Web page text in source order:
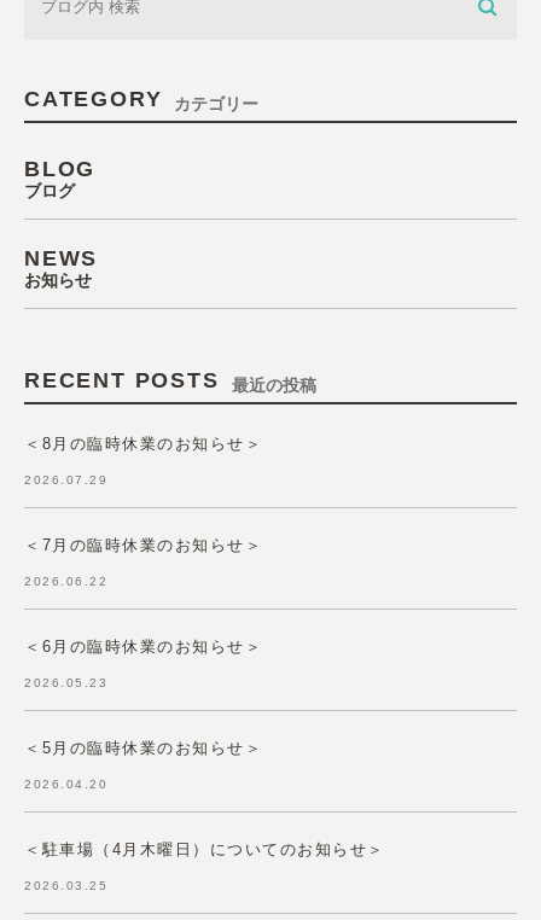
CATEGORY カテゴリー
BLOG
ブログ
NEWS
お知らせ
RECENT POSTS 最近の投稿
＜8月の臨時休業のお知らせ＞
2026.07.29
＜7月の臨時休業のお知らせ＞
2026.06.22
＜6月の臨時休業のお知らせ＞
2026.05.23
＜5月の臨時休業のお知らせ＞
2026.04.20
＜駐車場（4月木曜日）についてのお知らせ＞
2026.03.25